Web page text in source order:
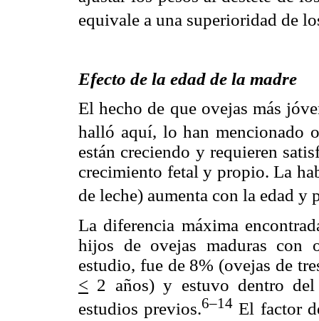
equivale a una superioridad de
Efecto de la edad de la madre
El hecho de que ovejas más
halló aquí, lo han mencionado
están creciendo y requieren
crecimiento fetal y propio. La
de leche) aumenta con la edad y
La diferencia máxima
hijos de ovejas maduras con
estudio, fue de 8% (ovejas de
< 2 años) y estuvo dentro
estudios previos.6–14 El factor